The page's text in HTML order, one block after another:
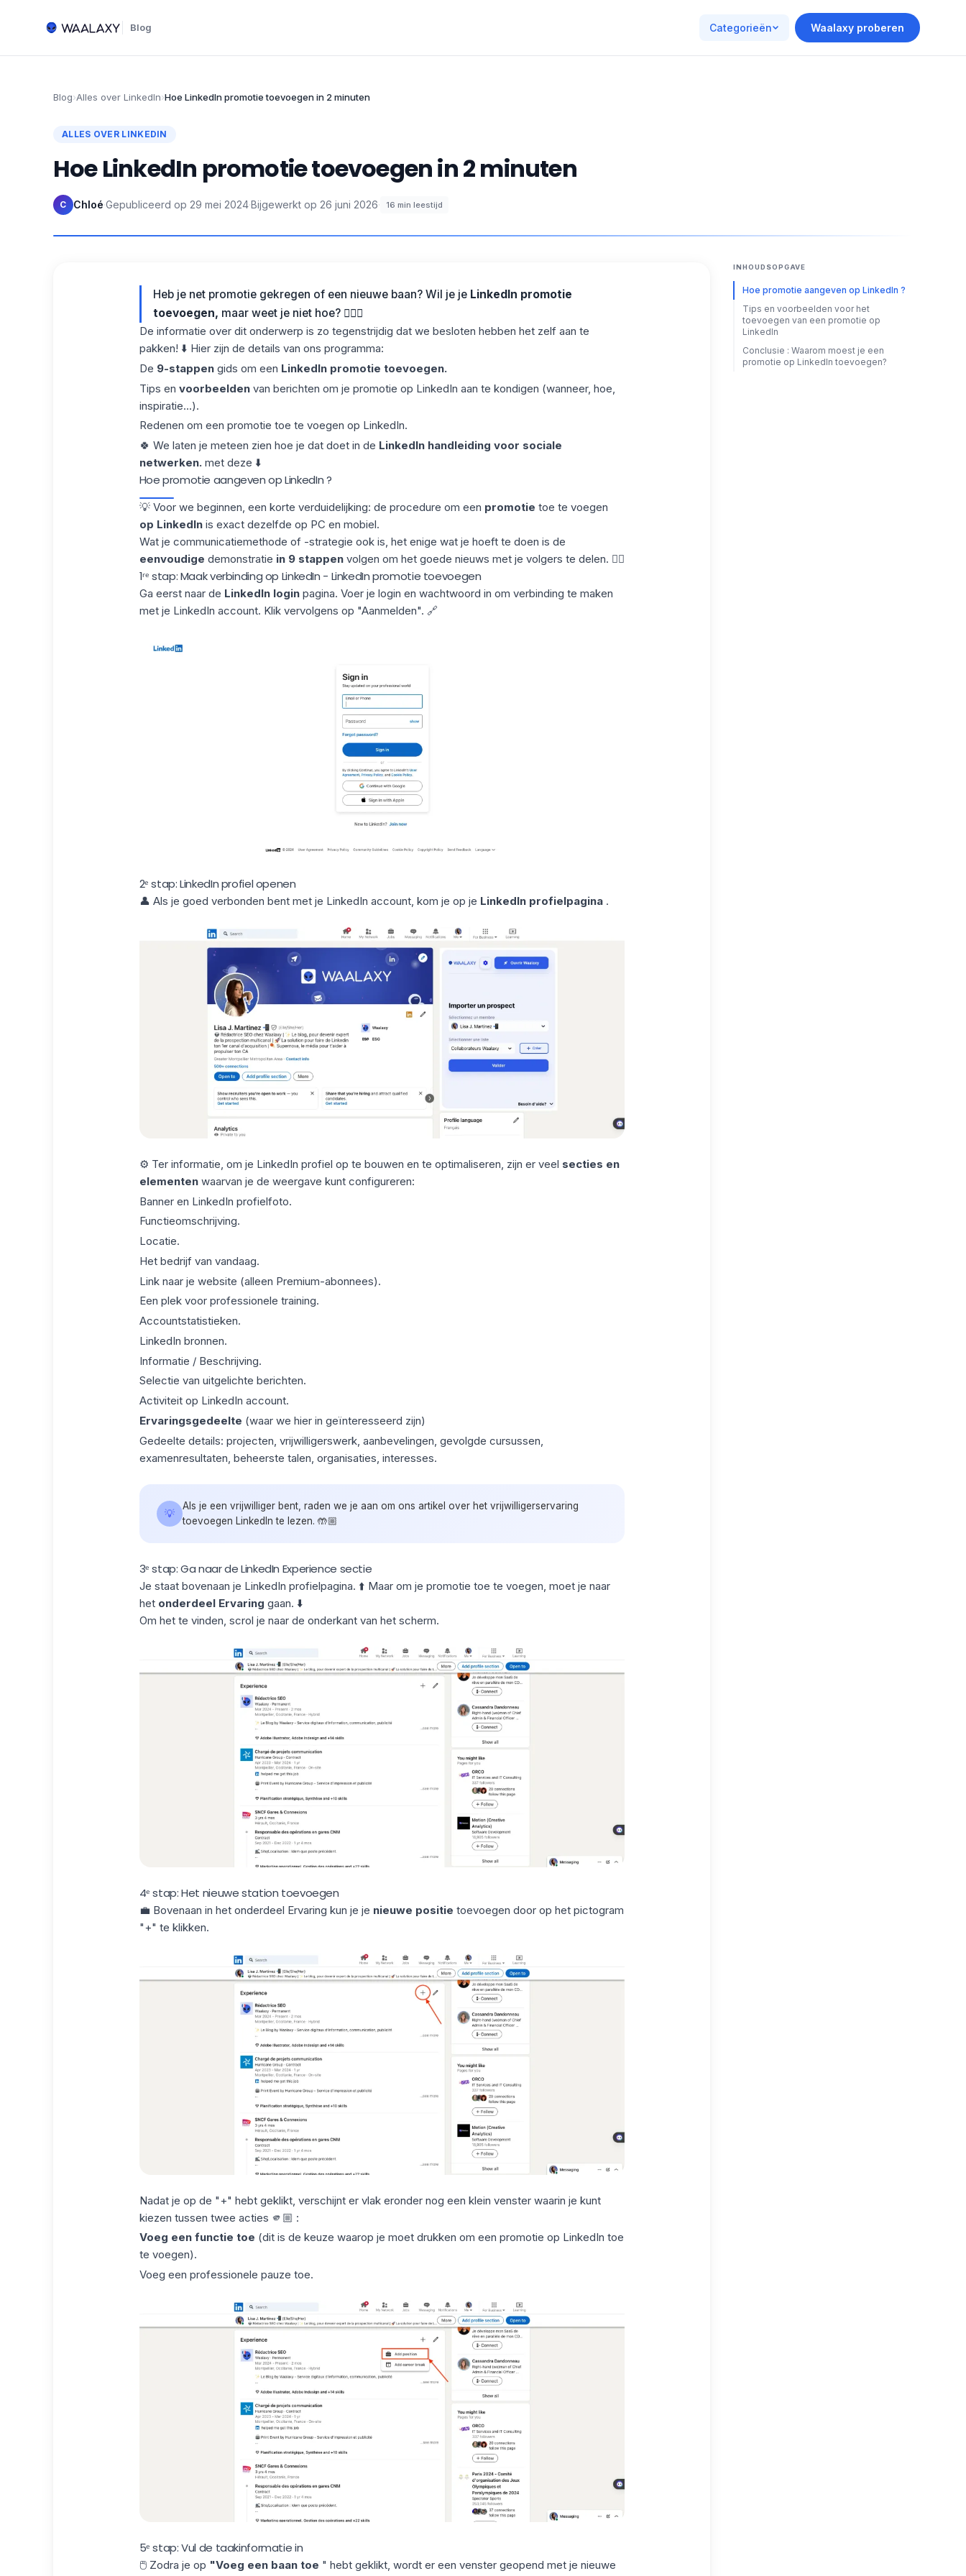
Blog Categorieën Waalaxy proberen
Blog›Alles over LinkedIn›Hoe LinkedIn promotie toevoegen in 2 minuten
ALLES OVER LINKEDIN
Hoe LinkedIn promotie toevoegen in 2 minuten
C Chloé·Gepubliceerd op 29 mei 2024·Bijgewerkt op 26 juni 2026· 16 min leestijd
Heb je net promotie gekregen of een nieuwe baan? Wil je jeLinkedIn promotie
toevoegen, maar weet je niet hoe? 🤦🏻‍♀️
De informatie over dit onderwerp is zo tegenstrijdig dat we besloten hebben het zelf aan te
pakken! ⬇️ Hier zijn de details van ons programma:
De 9-stappengids om een LinkedIn promotie toevoegen.
Tips en voorbeelden van berichten om je promotie op LinkedIn aan te kondigen (wanneer, hoe,
inspiratie...).
Redenen om een promotie toe te voegen op LinkedIn.
🍀 We laten je meteen zien hoe je dat doet in de LinkedIn handleiding voor sociale
netwerken. met deze ⬇️
Hoe promotie aangeven op LinkedIn ?
💡 Voor we beginnen, een korte verduidelijking: de procedure om een promotie toe te voegen
op LinkedIn is exact dezelfde op PC en mobiel.
Wat je communicatiemethode of -strategie ook is, het enige wat je hoeft te doen is de
eenvoudige demonstratie in 9 stappen volgen om het goede nieuws met je volgers te delen. 👇🏼
1ʳᵉ stap: Maak verbinding op LinkedIn - LinkedIn promotie toevoegen
Ga eerst naar de LinkedIn loginpagina. Voer je login en wachtwoord in om verbinding te maken
met je LinkedIn account. Klik vervolgens op "Aanmelden". 🔗
2ᵉ stap: LinkedIn profiel openen
👤 Als je goed verbonden bent met je LinkedIn account, kom je op je LinkedIn profielpagina.
⚙️ Ter informatie, om je LinkedIn profiel op te bouwen en te optimaliseren, zijn er veel secties en
elementenwaarvan je de weergave kunt configureren:
Banner en LinkedIn profielfoto.
Functieomschrijving.
Locatie.
Het bedrijf van vandaag.
Link naar je website (alleen Premium-abonnees).
Een plek voor professionele training.
Accountstatistieken.
LinkedIn bronnen.
Informatie / Beschrijving.
Selectie van uitgelichte berichten.
Activiteit op LinkedIn account.
Ervaringsgedeelte (waar we hier in geïnteresseerd zijn)
Gedeelte details: projecten, vrijwilligerswerk, aanbevelingen, gevolgde cursussen,
examenresultaten, beheerste talen, organisaties, interesses.
💡
Als je een vrijwilliger bent, raden we je aan om ons artikel over het vrijwilligerservaring
toevoegen LinkedIn te lezen. 🤲🏼
3ᵉ stap: Ga naar de LinkedIn Experience sectie
Je staat bovenaan je LinkedIn profielpagina. ⬆️ Maar om je promotie toe te voegen, moet je naar
het onderdeel Ervaring gaan. ⬇️
Om het te vinden, scrol je naar de onderkant van het scherm.
4ᵉ stap: Het nieuwe station toevoegen
💼 Bovenaan in het onderdeel Ervaring kun je je nieuwe positie toevoegen door op het pictogram
"+" te klikken.
Nadat je op de "+" hebt geklikt, verschijnt er vlak eronder nog een klein venster waarin je kunt
kiezen tussen twee acties 🫵🏼 :
Voeg een functie toe (dit is de keuze waarop je moet drukken om een promotie op LinkedIn toe
te voegen).
Voeg een professionele pauze toe.
5ᵉ stap: Vul de taakinformatie in
🖱️ Zodra je op "Voeg een baan toe " hebt geklikt, wordt er een venster geopend met je nieuwe
INHOUDSOPGAVE
Hoe promotie aangeven op LinkedIn ?
Tips en voorbeelden voor het
toevoegen van een promotie op
LinkedIn
Conclusie : Waarom moest je een
promotie op LinkedIn toevoegen?